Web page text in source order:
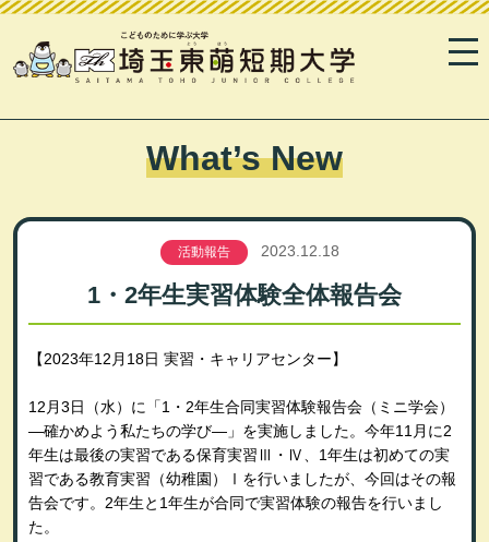
What’s New
活動報告 2023.12.18
1・2年生実習体験全体報告会
【2023年12月18日 実習・キャリアセンター】
12月3日（水）に「1・2年生合同実習体験報告会（ミニ学会）
―確かめよう私たちの学び―」を実施しました。今年11月に2
年生は最後の実習である保育実習Ⅲ・Ⅳ、1年生は初めての実
習である教育実習（幼稚園）Ⅰを行いましたが、今回はその報
告会です。2年生と1年生が合同で実習体験の報告を行いまし
た。